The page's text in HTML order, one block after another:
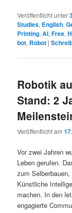
Veröffentlicht unter
Studies, English,
Printing,AI,Free,
bot, Robot |
Robotik
Stand: 2
Veröffentlicht am
Vor zwei Jahren
Leben gerufen.
zum
Künstliche
machen. In den
engagierte